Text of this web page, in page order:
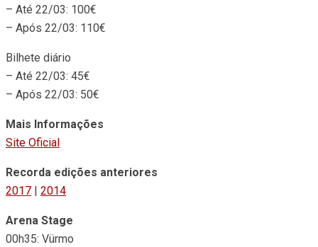
– Até 22/03: 100€
– Após 22/03: 110€
Bilhete diário
– Até 22/03: 45€
– Após 22/03: 50€
Mais Informações
Site Oficial
Recorda edições anteriores
2017
2014
Arena Stage
00h35: Vürmo